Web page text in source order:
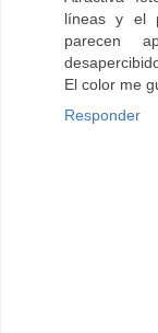
líneas y el
parecen
El color me
Responder